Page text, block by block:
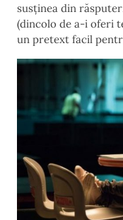
susținea din
(dincolo de a-i oferi
un pretext facil